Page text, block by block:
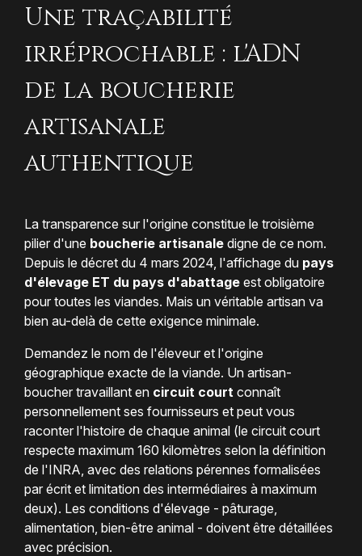
Une traçabilité
irréprochable : l'ADN
de la boucherie
artisanale
authentique
La transparence sur l'origine constitue le troisième
pilier d'une boucherie artisanaledigne de ce nom.
Depuis le décret du 4 mars 2024, l'affichage du pays
d'élevage ET du pays d'abattageest obligatoire
pour toutes les viandes. Mais un véritable artisan va
bien au-delà de cette exigence minimale.
Demandez le nom de l'éleveur et l'origine
géographique exacte de la viande. Un artisan-
boucher travaillant en circuit court connaît
personnellement ses fournisseurs et peut vous
raconter l'histoire de chaque animal (le circuit court
respecte maximum 160 kilomètres selon la définition
de l'INRA, avec des relations pérennes formalisées
par écrit et limitation des intermédiaires à maximum
deux). Les conditions d'élevage - pâturage,
alimentation, bien-être animal - doivent être détaillées
avec précision.